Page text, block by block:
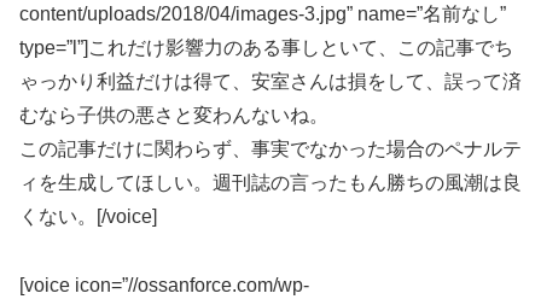
content/uploads/2018/04/images-3.jpg” name=”名前なし”
type=”l”] これだけ影響力のある事しといて、この記事でち
ゃっかり利益だけは得て、安室さんは損をして、誤って済
むなら子供の悪さと変わんないね。
この記事だけに関わらず、事実でなかった場合のペナルテ
ィを生成してほしい。週刊誌の言ったもん勝ちの風潮は良
くない。
[/voice]
[voice icon=”//ossanforce.com/wp-